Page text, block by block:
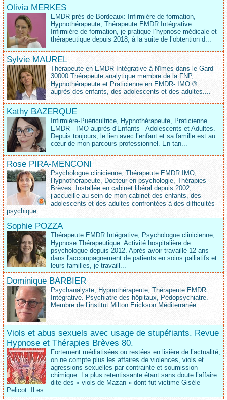
Olivia MERKES
EMDR près de Bordeaux: Infirmière de formation,
Hypnothérapeute, Thérapeute EMDR Intégrative.
Infirmière de formation, je pratique l’hypnose médicale et
thérapeutique depuis 2018, à la suite de l’obtention d...
Sylvie MAUREL
Thérapeute en EMDR Intégrative à Nîmes dans le Gard
30000 Thérapeute analytique membre de la FNP,
Hypnothérapeute et Praticienne en EMDR- IMO ®:
auprès des enfants, des adolescents et des adultes....
Kathy BAZERQUE
Infirmière-Puéricultrice, Hypnothérapeute, Praticienne
EMDR - IMO auprès d'Enfants - Adolescents et Adultes.
Depuis toujours, le lien avec l’enfant et sa famille est au
cœur de mon parcours professionnel. En tan...
Rose PIRA-MENCONI
Psychologue clinicienne, Thérapeute EMDR IMO,
Hypnothérapeute, Docteur en psychologie, Thérapies
Brèves. Installée en cabinet libéral depuis 2002,
j’accueille au sein de mon cabinet des enfants, des
adolescents et des adultes confrontées à des difficultés
psychique...
Sophie POZZA
Thérapeute EMDR Intégrative, Psychologue clinicienne,
Hypnose Thérapeutique. Activité hospitalière de
psychologue depuis 2012. Après avoir travaillé 12 ans
dans l'accompagnement de patients en soins palliatifs et
leurs familles, je travaill...
Dominique BARBIER
Psychanalyste, Hypnothérapeute, Thérapeute EMDR
Intégrative. Psychiatre des hôpitaux, Pédopsychiatre.
Membre de l’institut Milton Erickson Méditerranée....
Viols et abus sexuels avec usage de stupéfiants. Revue
Hypnose et Thérapies Brèves 80.
Fortement médiatisées ou restées en lisière de l’actualité,
on ne compte plus les affaires de violences, viols et
agressions sexuelles par contrainte et soumission
chimique. La plus retentissante étant sans doute l’affaire
dite des « viols de Mazan » dont fut victime Gisèle
Pelicot. Il es...